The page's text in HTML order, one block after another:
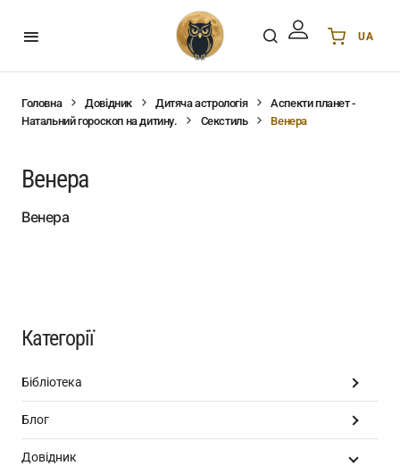
UA
DE Deutsch
Головна Довідник Дитяча астрологія
Аспекти планет -
Натальний гороскоп на дитину.
Секстиль Венера
Венера
Венера
Категорії
Бібліотека
Блог
Довідник